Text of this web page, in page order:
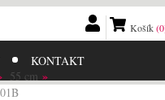
KONTAKT
Košík
55 cm